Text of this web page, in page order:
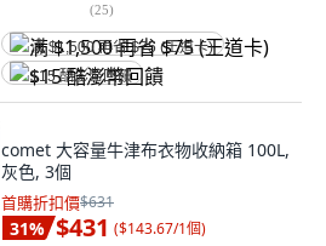
(25)
满 $1,500 再省 $75 (王道卡)
$15 酷澎幣回饋
comet 大容量牛津布衣物收納箱 100L,
灰色, 3個
首購折扣價$631
31% $431 ($143.67/1個)